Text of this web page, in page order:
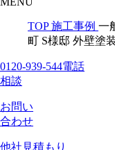
TOP 施工事例 一
町 S様邸 外壁塗
0120-939-544電話
相談
お問い
合わせ
他社見積もり